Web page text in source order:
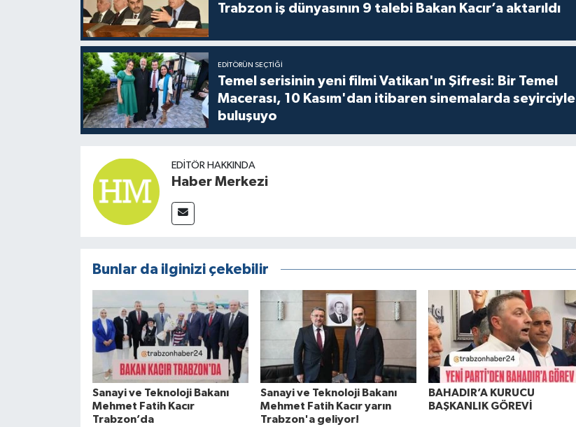
Trabzon iş dünyasının 9 talebi Bakan Kacır’a aktarıldı
EDITÖRÜN SEÇTIĞI
Temel serisinin yeni filmi Vatikan'ın Şifresi: Bir Temel
Macerası, 10 Kasım'dan itibaren sinemalarda seyirciyle
buluşuyo
EDITÖR HAKKINDA
Haber Merkezi
Bunlar da ilginizi çekebilir
Sanayi ve Teknoloji Bakanı
Mehmet Fatih Kacır
Trabzon’da
Sanayi ve Teknoloji Bakanı
Mehmet Fatih Kacır yarın
Trabzon'a geliyor!
BAHADIR’A KURUCU
BAŞKANLIK GÖREVİ